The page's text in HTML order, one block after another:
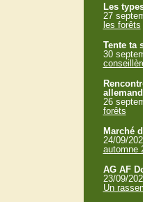
Les
27
les forêts
Tente ta
30
26
forêts
Marché
24/09/
automne
AG AF
23/09/
Un